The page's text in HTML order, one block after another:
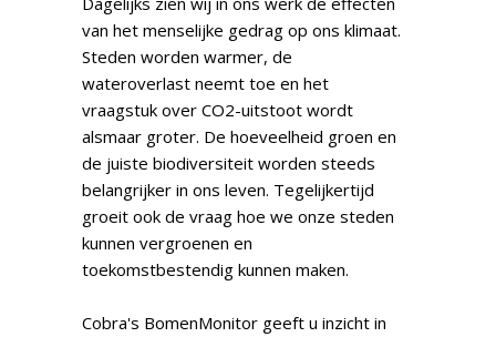
van het menselijke gedrag op ons klimaat.
Steden worden warmer, de
wateroverlast neemt toe en het
vraagstuk over CO2-uitstoot wordt
alsmaar groter. De hoeveelheid groen en
de juiste biodiversiteit worden steeds
belangrijker in ons leven. Tegelijkertijd
groeit ook de vraag hoe we onze steden
kunnen vergroenen en
toekomstbestendig kunnen maken.
Cobra's BomenMonitor geeft u inzicht in